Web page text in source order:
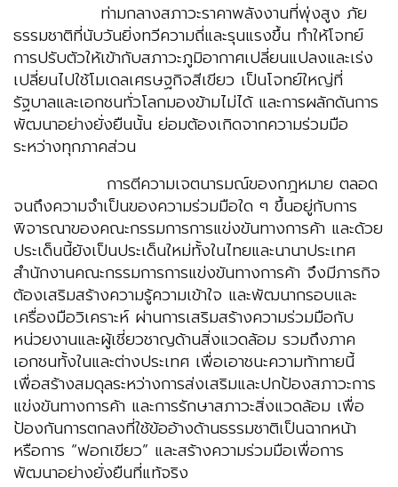
ท่ามกลางสภาวะราคาพลังงานที่พุ่งสูง ภัย
ธรรมชาติที่นับวันยิ่งทวีความถี่และรุนแรงขึ้น ทำให้โจทย์
การปรับตัวให้เข้ากับสภาวะภูมิอากาศเปลี่ยนแปลงและเร่ง
เปลี่ยนไปใช้โมเดลเศรษฐกิจสีเขียว เป็นโจทย์ใหญ่ที่
รัฐบาลและเอกชนทั่วโลกมองข้ามไม่ได้ และการผลักดันการ
พัฒนาอย่างยั่งยืนนั้น ย่อมต้องเกิดจากความร่วมมือ
ระหว่างทุกภาคส่วน
การตีความเจตนารมณ์ของกฎหมาย ตลอด
จนถึงความจำเป็นของความร่วมมือใด ๆ ขึ้นอยู่กับการ
พิจารณาของคณะกรรมการการแข่งขันทางการค้า และด้วย
ประเด็นนี้ยังเป็นประเด็นใหม่ทั้งในไทยและนานาประเทศ
สำนักงานคณะกรรมการการแข่งขันทางการค้า จึงมีภารกิจ
ต้องเสริมสร้างความรู้ความเข้าใจ และพัฒนากรอบและ
เครื่องมือวิเคราะห์ ผ่านการเสริมสร้างความร่วมมือกับ
หน่วยงานและผู้เชี่ยวชาญด้านสิ่งแวดล้อม รวมถึงภาค
เอกชนทั้งในและต่างประเทศ เพื่อเอาชนะความท้าทายนี้
เพื่อสร้างสมดุลระหว่างการส่งเสริมและปกป้องสภาวะการ
แข่งขันทางการค้า และการรักษาสภาวะสิ่งแวดล้อม เพื่อ
ป้องกันการตกลงที่ใช้ข้ออ้างด้านธรรมชาติเป็นฉากหน้า
หรือการ “ฟอกเขียว” และสร้างความร่วมมือเพื่อการ
พัฒนาอย่างยั่งยืนที่แท้จริง